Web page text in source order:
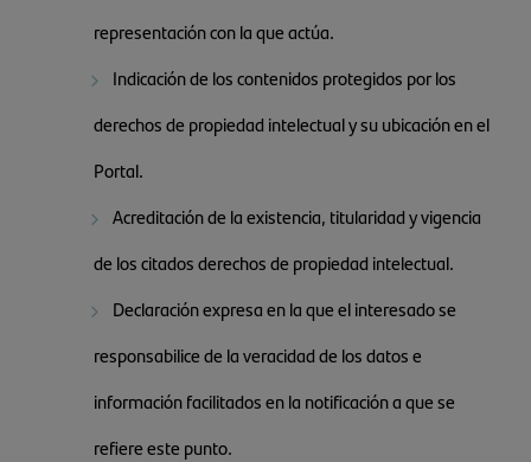
representación con la que actúa.
Indicación de los contenidos protegidos por los
derechos de propiedad intelectual y su ubicación en el
Portal.
Acreditación de la existencia, titularidad y vigencia
de los citados derechos de propiedad intelectual.
Declaración expresa en la que el interesado se
responsabilice de la veracidad de los datos e
información facilitados en la notificación a que se
refiere este punto.